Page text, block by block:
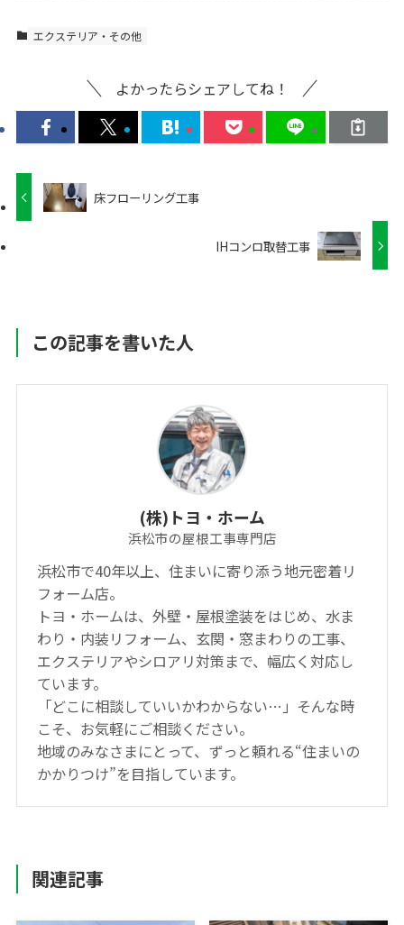
エクステリア・その他
よかったらシェアしてね！
床フローリング工事
IHコンロ取替工事
この記事を書いた人
(株)トヨ・ホーム
浜松市の屋根工事専門店
浜松市で40年以上、住まいに寄り添う地元密着リ
フォーム店。
トヨ・ホームは、外壁・屋根塗装をはじめ、水ま
わり・内装リフォーム、玄関・窓まわりの工事、
エクステリアやシロアリ対策まで、幅広く対応し
ています。
「どこに相談していいかわからない…」そんな時
こそ、お気軽にご相談ください。
地域のみなさまにとって、ずっと頼れる“住まいの
かかりつけ”を目指しています。
関連記事